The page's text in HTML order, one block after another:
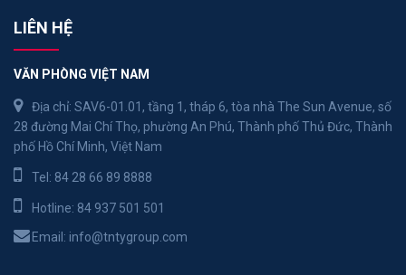
LIÊN HỆ
VĂN PHÒNG VIỆT NAM
Địa chỉ: SAV6-01.01, tầng 1, tháp 6, tòa nhà The Sun Avenue, số
28 đường Mai Chí Thọ, phường An Phú, Thành phố Thủ Đức, Thành
phố Hồ Chí Minh, Việt Nam
Tel: 84 28 66 89 8888
Hotline: 84 937 501 501
Email: info@tntygroup.com